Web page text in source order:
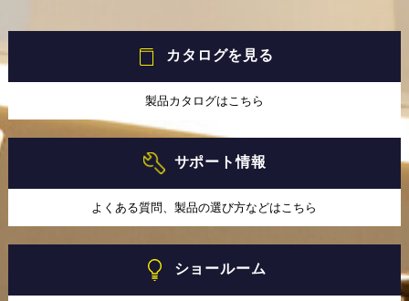
カタログを見る
製品カタログはこちら
サポート情報
よくある質問、製品の選び方などはこちら
ショールーム